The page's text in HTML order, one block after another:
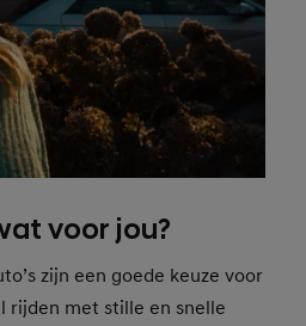
voor jou?
zijn een goede keuze voor
rijden met stille en snelle